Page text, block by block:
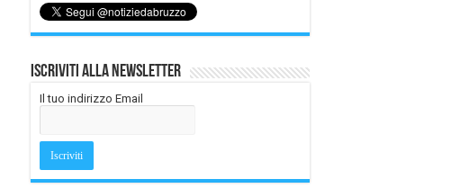
Iscriviti alla Newsletter
Il tuo indirizzo Email